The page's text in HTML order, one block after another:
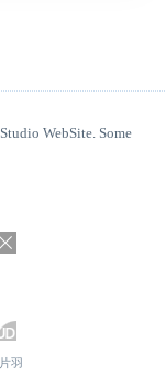
WebSite. Some
羽